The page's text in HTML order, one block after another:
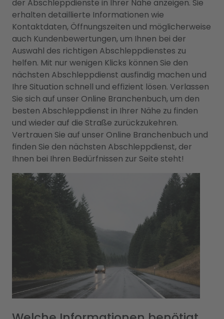
der Abschleppdienste in Ihrer Nähe anzeigen. Sie
erhalten detaillierte Informationen wie
Kontaktdaten, Öffnungszeiten und möglicherweise
auch Kundenbewertungen, um Ihnen bei der
Auswahl des richtigen Abschleppdienstes zu
helfen. Mit nur wenigen Klicks können Sie den
nächsten Abschleppdienst ausfindig machen und
Ihre Situation schnell und effizient lösen. Verlassen
Sie sich auf unser Online Branchenbuch, um den
besten Abschleppdienst in Ihrer Nähe zu finden
und wieder auf die Straße zurückzukehren.
Vertrauen Sie auf unser Online Branchenbuch und
finden Sie den nächsten Abschleppdienst, der
Ihnen bei Ihren Bedürfnissen zur Seite steht!